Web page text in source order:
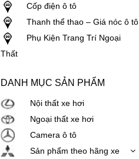
Cốp điện ô tô
Thanh thể thao – Giá nóc ô tô
Phụ Kiện Trang Trí Ngoại
Thất
DANH MỤC SẢN PHẨM
Nội thất xe hơi
Ngoại thất xe hơi
Camera ô tô
Sản phẩm theo hãng xe